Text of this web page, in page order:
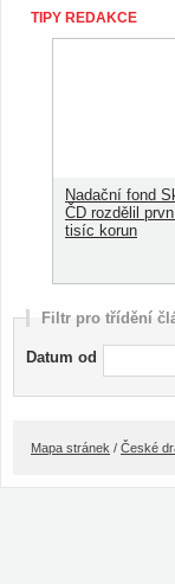
TIPY REDAKCE
Nadační fond
ČD rozdělil
tisíc korun
Filtr pro třídění
Datum od
Mapa stránek / České